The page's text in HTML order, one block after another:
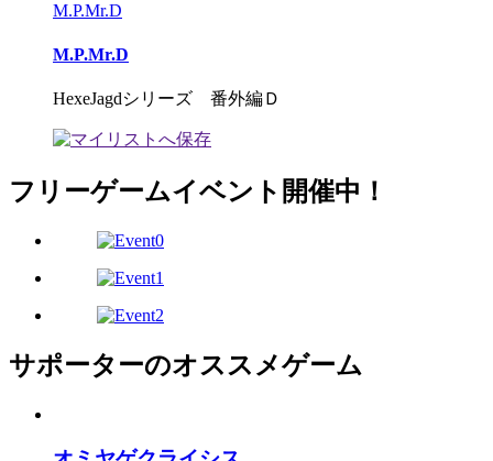
M.P.Mr.D
M.P.Mr.D
HexeJagdシリーズ 番外編Ｄ
フリーゲームイベント開催中！
サポーターのオススメゲーム